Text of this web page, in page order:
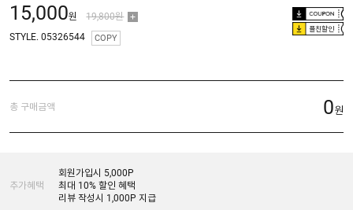
15,000원 19,800원
플친할인
STYLE. 05326544 COPY
총 구매금액 0원
추가혜택
회원가입시 5,000P
최대 10% 할인 혜택
리뷰 작성시 1,000P 지급